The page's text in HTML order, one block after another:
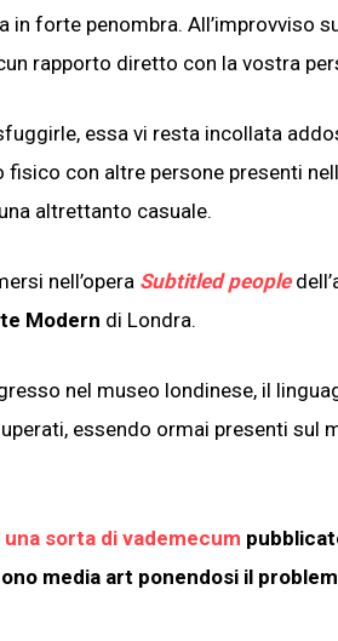
in forte penombra. All’improvviso
rapporto diretto con la vostra
essa vi resta incollata
con altre persone presenti
altrettanto casuale.
nell’opera Subtitled people
Modern di Londra.
nel museo londinese, il
essendo ormai presenti sul
una sorta di vademecum
media art ponendosi il